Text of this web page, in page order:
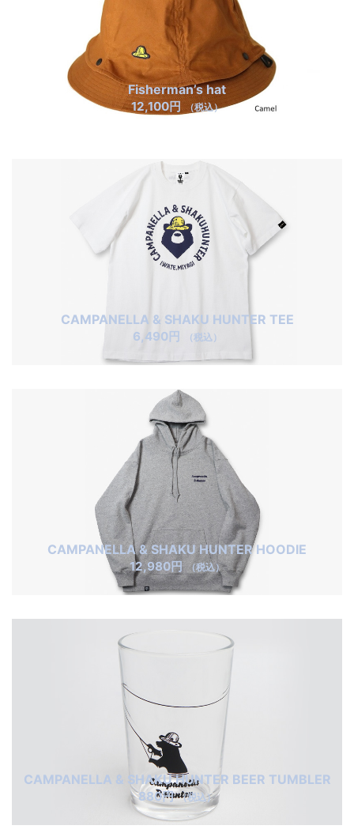
Fisherman’s hat
12,100円 （税込）
CAMPANELLA & SHAKU HUNTER TEE
6,490円 （税込）
CAMPANELLA & SHAKU HUNTER HOODIE
12,980円 （税込）
CAMPANELLA & SHAKU HUNTER BEER TUMBLER
880円 （税込）